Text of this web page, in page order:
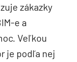
zákazky
e a
Veľkou
je podľa nej